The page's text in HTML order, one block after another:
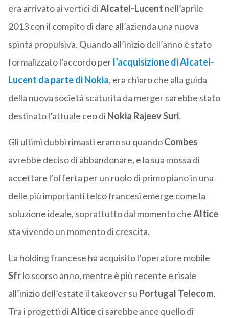
era arrivato ai vertici diAlcatel-Lucent nell’aprile
2013 con il compito di dare all’azienda una nuova
spinta propulsiva. Quando all’inizio dell’anno è stato
formalizzato l’accordo perl’acquisizione diAlcatel-
Lucent da parte diNokia, era chiaro che alla guida
della nuova società scaturita da merger sarebbe stato
destinato l’attuale ceo di Nokia RajeevSuri.
Gli ultimi dubbi rimasti erano su quandoCombes
avrebbe deciso di abbandonare, e la sua mossa di
accettare l’offerta per un ruolo di primo piano in una
delle più importanti telco francesi emerge come la
soluzione ideale, soprattutto dal momento cheAltice
sta vivendo un momento di crescita.
La holding francese ha acquisito l’operatore mobile
Sfrlo scorso anno, mentre è più recente e risale
all’inizio dell’estate il takeover su Portugal Telecom.
Tra i progetti diAlticeci sarebbe ance quello di